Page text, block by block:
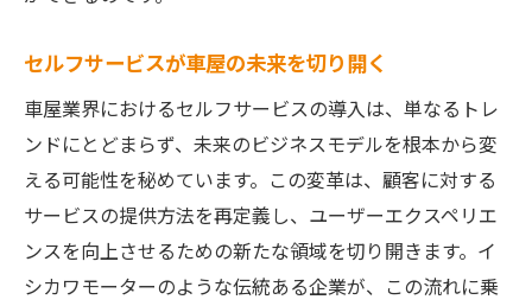
セルフサービスが車屋の未来を切り開く
車屋業界におけるセルフサービスの導入は、単なるトレ
ンドにとどまらず、未来のビジネスモデルを根本から変
える可能性を秘めています。この変革は、顧客に対する
サービスの提供方法を再定義し、ユーザーエクスペリエ
ンスを向上させるための新たな領域を切り開きます。イ
シカワモーターのような伝統ある企業が、この流れに乗